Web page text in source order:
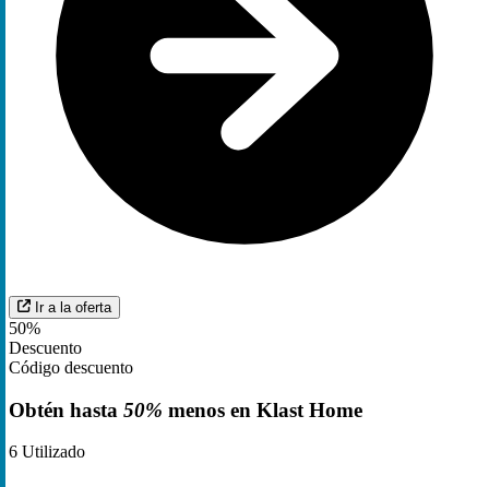
Ir a la oferta
50%
Descuento
Código descuento
Obtén hasta 50% menos en Klast Home
6 Utilizado